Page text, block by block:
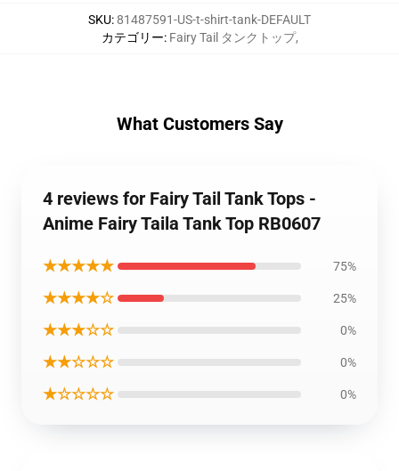
SKU:81487591-US-t-shirt-tank-DEFAULT
カテゴリー: Fairy Tail タンクトップ,
What Customers Say
4 reviews for Fairy Tail Tank Tops -
Anime Fairy Taila Tank Top RB0607
★★★★★ 75%
★★★★☆ 25%
★★★☆☆ 0%
★★☆☆☆ 0%
★☆☆☆☆ 0%